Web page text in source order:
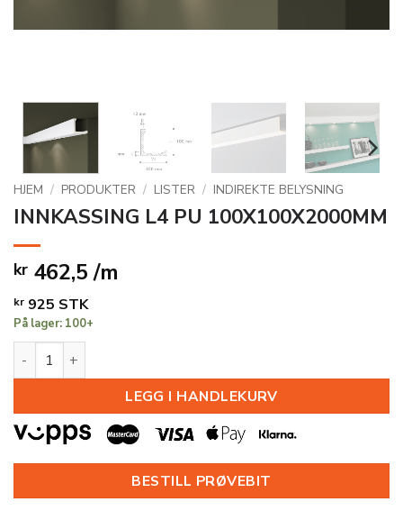
HJEM / PRODUKTER / LISTER / INDIREKTE BELYSNING
INNKASSING L4 PU 100X100X2000MM
kr 462,5 /m
kr 925 STK
På lager: 100+
INNKASSING L4 PU 100X100X2000MM antall
LEGG I HANDLEKURV
BESTILL PRØVEBIT